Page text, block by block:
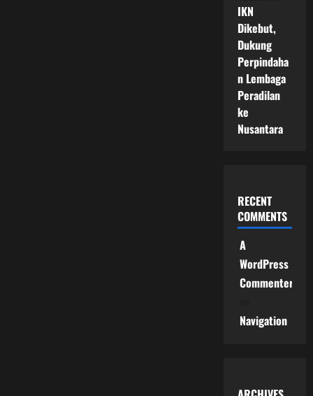
IKN
Dikebut,
Dukung
Perpindaha
n Lembaga
Peradilan
ke
Nusantara
RECENT
COMMENTS
A
WordPress
Commenter
Navigation